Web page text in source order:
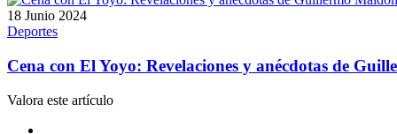
18 Junio 2024
Deportes
Cena con El Yoyo: Revelaciones y anécdotas de
Valora este artículo